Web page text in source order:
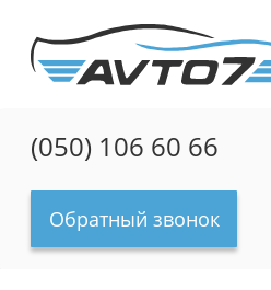
(050) 106 60 66
Обратный звонок